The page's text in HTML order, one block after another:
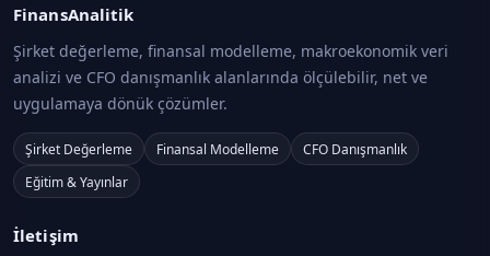
FinansAnalitik
Şirket değerleme, finansal modelleme, makroekonomik veri
analizi ve CFO danışmanlık alanlarında ölçülebilir, net ve
uygulamaya dönük çözümler.
Şirket Değerleme Finansal Modelleme
CFO Danışmanlık
Eğitim & Yayınlar
İletişim